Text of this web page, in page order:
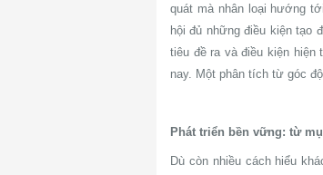
quát mà nhân loại hướng
hội đủ những điều kiện tạo
tiêu đề ra và điều kiện
nay. Một phân tích từ góc
Phát triển bền vững: từ
Dù còn nhiều cách hiểu